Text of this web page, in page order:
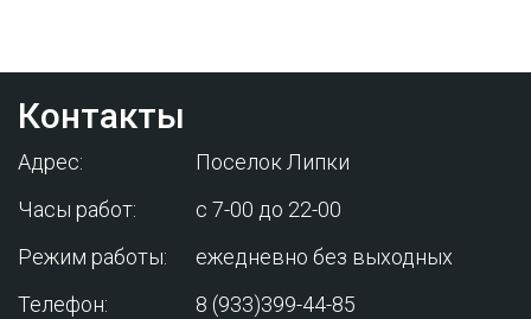
Контакты
Адрес:
Поселок Липки
Часы работ:
с 7-00 до 22-00
Режим работы:
ежедневно без выходных
Телефон:
8 (933)399-44-85